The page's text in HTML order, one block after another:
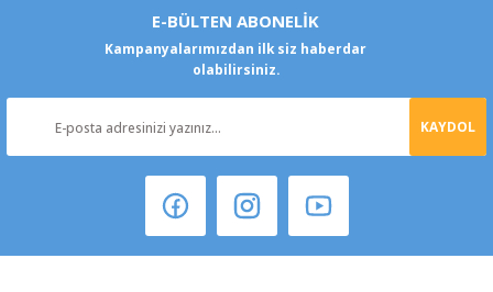
E-BÜLTEN ABONELİK
Kampanyalarımızdan ilk siz haberdar
olabilirsiniz.
KAYDOL